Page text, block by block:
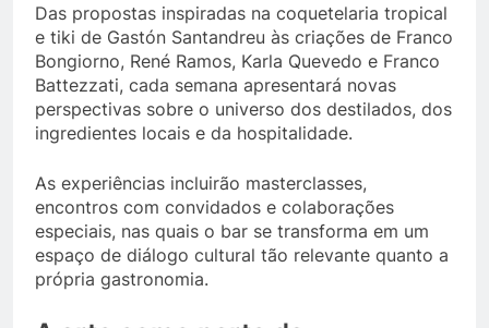
Das propostas inspiradas na coquetelaria tropical
e tiki de Gastón Santandreu às criações de Franco
Bongiorno, René Ramos, Karla Quevedo e Franco
Battezzati, cada semana apresentará novas
perspectivas sobre o universo dos destilados, dos
ingredientes locais e da hospitalidade.
As experiências incluirão masterclasses,
encontros com convidados e colaborações
especiais, nas quais o bar se transforma em um
espaço de diálogo cultural tão relevante quanto a
própria gastronomia.